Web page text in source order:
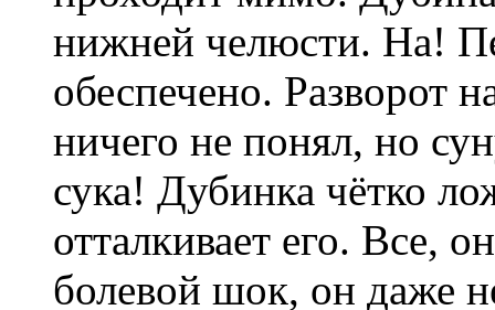
нижней челюсти. На!
обеспечено. Разворот
ничего не понял, но
сука! Дубинка чётко
отталкивает его. Все,
болевой шок, он даже